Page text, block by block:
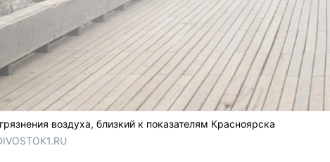
воздуха, близкий к показателям Красноярска